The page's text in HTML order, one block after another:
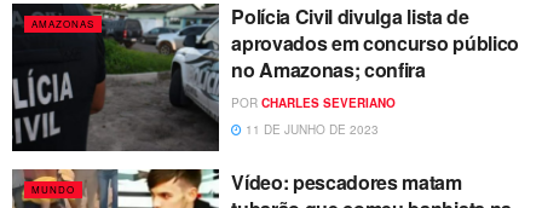
AMAZONAS
Polícia Civil divulga lista de
aprovados em concurso público
no Amazonas; confira
POR CHARLES SEVERIANO
11 DE JUNHO DE 2023
MUNDO
Vídeo: pescadores matam